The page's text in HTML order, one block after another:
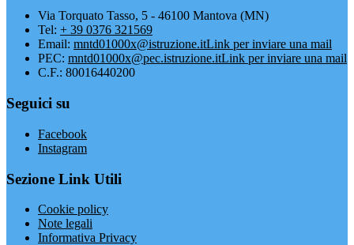
Via Torquato Tasso, 5 - 46100 Mantova (MN)
Tel: + 39 0376 321569
Email: mntd01000x@istruzione.itLink per inviare una mail
PEC: mntd01000x@pec.istruzione.itLink per inviare una mail
C.F.: 80016440200
Seguici su
Facebook
Instagram
Sezione Link Utili
Cookie policy
Note legali
Informativa Privacy